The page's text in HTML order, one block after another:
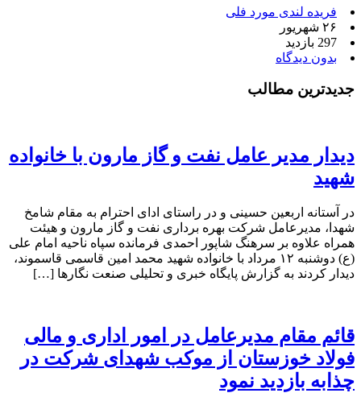
فریده لندی مورد فلی
۲۶ شهریور
297 بازدید
بدون دیدگاه
جدیدترین مطالب
دیدار مدیر عامل نفت و گاز مارون با خانواده
شهید
در آستانه اربعین حسینی و در راستای ادای احترام به مقام شامخ
شهدا، مدیرعامل شرکت بهره برداری نفت و گاز مارون و هیئت
همراه علاوه بر سرهنگ شاپور احمدی فرمانده سپاه ناحیه امام علی
(ع) دوشنبه ۱۲ مرداد با خانواده شهید محمد امین قاسمی قاسموند،
دیدار کردند به گزارش پایگاه خبری و تحلیلی صنعت نگارها […]
قائم مقام مدیرعامل در امور اداری و مالی
فولاد خوزستان از موکب شهدای شرکت در
چذابه بازدید نمود